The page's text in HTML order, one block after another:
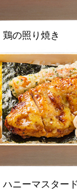
鶏の照り焼き
ハニーマスター